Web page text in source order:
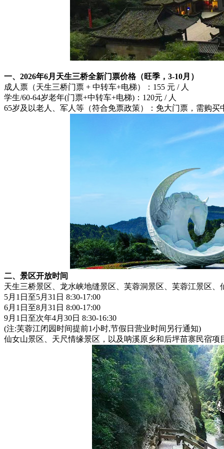
一、2026年6月天生三桥全新门票价格（旺季，3-10月）
成人票（天生三桥门票 + 中转车+电梯）：155 元 / 人
学生/60-64岁老年(门票+中转车+电梯)：120元 / 人
65岁及以老人、军人等（符合免票政策）：免大门票，需购买
二、景区开放时间
天生三桥景区、龙水峡地缝景区、芙蓉洞景区、芙蓉江景区
5月1日至5月31日 8:30-17:00
6月1日至8月31日 8:00-17:00
9月1日至次年4月30日 8:30-16:30
(注:芙蓉江闭园时间提前1小时,节假日营业时间另行通知)
仙女山景区、天尺情缘景区，以及呐溪原乡和后坪苗寨民宿